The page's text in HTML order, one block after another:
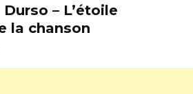
– L’étoile
la chanson